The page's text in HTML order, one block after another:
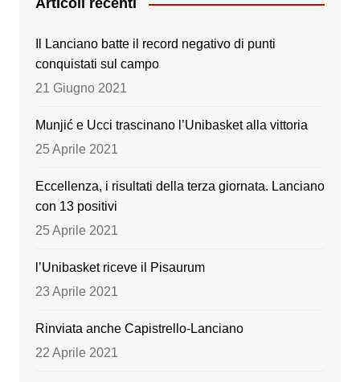
e
b
o
o
er gr
a
m
T
Articoli recenti
Il Lanciano batte il record negativo di punti
conquistati sul campo
21 Giugno 2021
Munjić e Ucci trascinano l’Unibasket alla vittoria
25 Aprile 2021
Eccellenza, i risultati della terza giornata. Lanciano
con 13 positivi
25 Aprile 2021
l’Unibasket riceve il Pisaurum
23 Aprile 2021
Rinviata anche Capistrello-Lanciano
22 Aprile 2021